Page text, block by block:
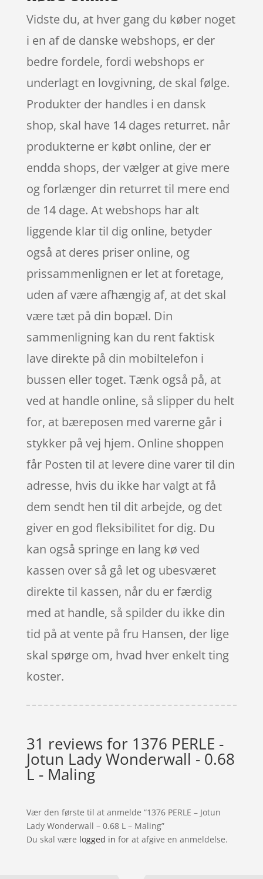
Vidste du, at hver gang du køber noget
i en af de danske webshops, er der
bedre fordele, fordi webshops er
underlagt en lovgivning, de skal følge.
Produkter der handles i en dansk
shop, skal have 14 dages returret. når
produkterne er købt online, der er
endda shops, der vælger at give mere
og forlænger din returret til mere end
de 14 dage. At webshops har alt
liggende klar til dig online, betyder
også at deres priser online, og
prissammenlignen er let at foretage,
uden af være afhængig af, at det skal
være tæt på din bopæl. Din
sammenligning kan du rent faktisk
lave direkte på din mobiltelefon i
bussen eller toget. Tænk også på, at
ved at handle online, så slipper du helt
for, at bæreposen med varerne går i
stykker på vej hjem. Online shoppen
får Posten til at levere dine varer til din
adresse, hvis du ikke har valgt at få
dem sendt hen til dit arbejde, og det
giver en god fleksibilitet for dig. Du
kan også springe en lang kø ved
kassen over så gå let og ubesværet
direkte til kassen, når du er færdig
med at handle, så spilder du ikke din
tid på at vente på fru Hansen, der lige
skal spørge om, hvad hver enkelt ting
koster.
31 reviews for 1376 PERLE -
Jotun Lady Wonderwall - 0.68
L - Maling
Vær den første til at anmelde “1376 PERLE – Jotun
Lady Wonderwall – 0.68 L – Maling”
Du skal være logged in for at afgive en anmeldelse.